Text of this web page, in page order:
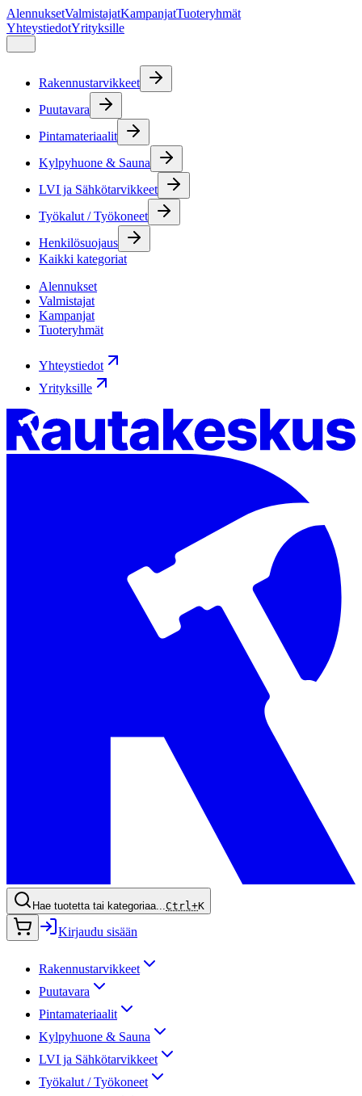
AlennuksetValmistajatKampanjatTuoteryhmät
YhteystiedotYrityksille
Rakennustarvikkeet
Puutavara
Pintamateriaalit
Kylpyhuone & Sauna
LVI ja Sähkötarvikkeet
Työkalut / Työkoneet
Henkilösuojaus
Kaikki kategoriat
Alennukset
Valmistajat
Kampanjat
Tuoteryhmät
Yhteystiedot
Yrityksille
Hae tuotetta tai kategoriaa...Ctrl+K
Kirjaudu sisään
Rakennustarvikkeet
Puutavara
Pintamateriaalit
Kylpyhuone & Sauna
LVI ja Sähkötarvikkeet
Työkalut / Työkoneet